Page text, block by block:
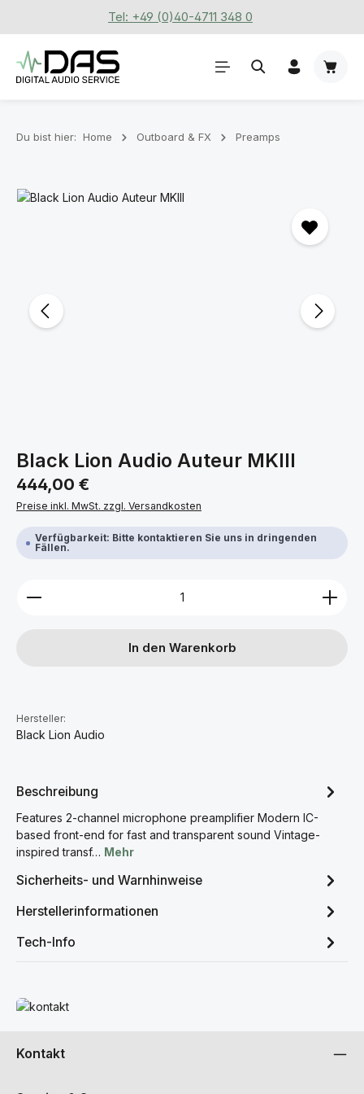
Zum Hauptinhalt springenTel: +49 (0)40-4711 348 0
Du bist hier: Home Outboard & FX Preamps
Bildergalerie überspringen
Black Lion Audio Auteur MKIII
Regulärer Preis:
444,00 €
Preise inkl. MwSt. zzgl. Versandkosten
Verfügbarkeit: Bitte kontaktieren Sie uns in dringenden
Fällen.
Produkt Anzahl: Gib den gewünschten Wert ein
In den Warenkorb
Hersteller:
Black Lion Audio
Beschreibung
Features 2-channel microphone preamplifier Modern IC-
based front-end for fast and transparent sound Vintage-
inspired transf… Mehr
Sicherheits- und Warnhinweise
Herstellerinformationen
Tech-Info
Mehr erfahren
Kontakt